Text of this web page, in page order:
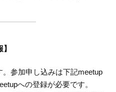
参加申し込みは下記meetup
への登録が必要です。